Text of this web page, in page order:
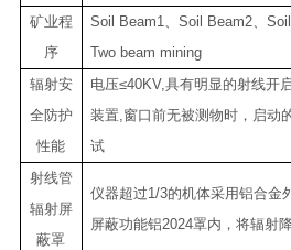
矿业程
序
Soil Beam1 Soil Beam2、
Two beam mining
辐射安
全防护
性能
电压≤40KV, 具有明显的射线开
装置, 窗口前无被测物时，启动
试
射线管
辐射屏
蔽罩
仪器超过1/3的机体采用铝合金
屏蔽功能铝2024罩内，将辐射